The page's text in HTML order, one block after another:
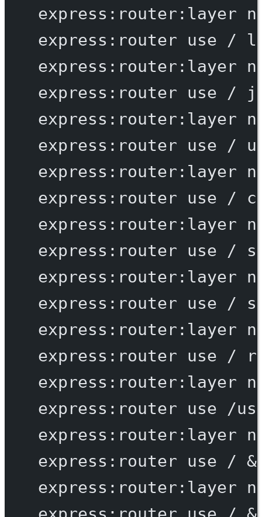
express:router:layer
express:router
use /
express:router:layer
express:router
use /
express:router:layer
express:router
use /
express:router:layer
express:router
use /
express:router:layer
express:router
use /
express:router:layer
express:router
use /
express:router:layer
express:router
use /
express:router:layer
express:router
use
/
express:router:layer
express:router
use / &
express:router:layer
express:router
use / &